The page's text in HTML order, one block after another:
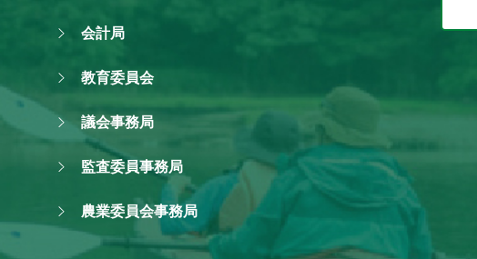
会計局
教育委員会
議会事務局
監査委員事務局
農業委員会事務局